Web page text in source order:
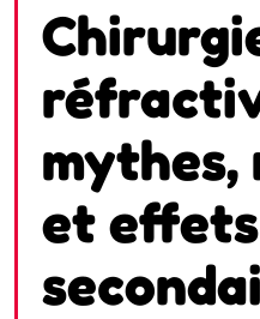
mythes,
et effets